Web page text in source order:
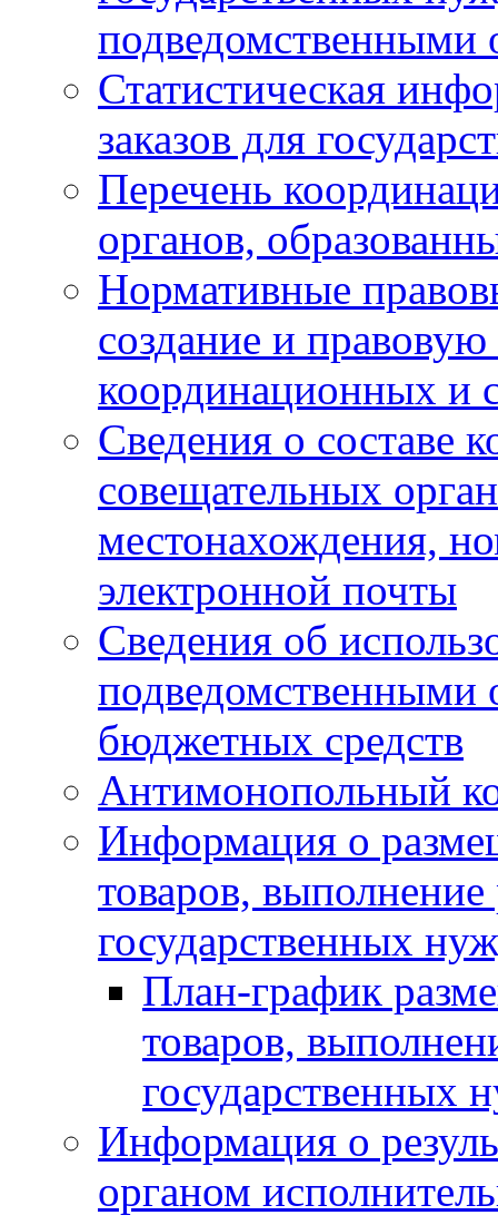
подведомственными
Статистическая
заказов для
Перечень
органов,
Нормативные
создание и
координационных и
Сведения о составе
совещательных
местонахождения,
электронной почты
Сведения об
подведомственными
бюджетных средств
Антимонопольный
Информация о
товаров, выполнение
государственных
План-график
товаров,
государственных
Информация о
органом